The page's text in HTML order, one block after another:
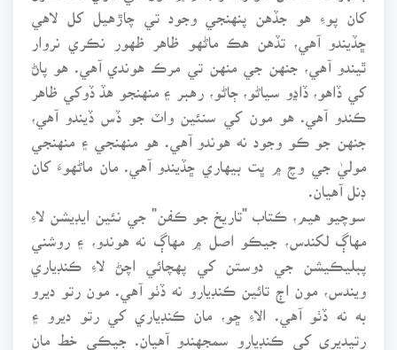
کان پوءِ هو جڏهن پنهنجي وجود تي چاڙهيل کل لاهي
ڇڏيندو آهي، تڏهن هڪ ماڻهو ظاهر ظهور نڪري نروار
ٿيندو آهي، جنهن جي منهن تي مرڪ هوندي آهي. هو پاڻ
کي ڏاهو، ڏاڍو سياڻو، ڄاڻو، رهبر ۽ منهنجو هڏ ڏوکي ظاهر
ڪندو آهي. هو مون کي سنئين واٽ جو ڏس ڏيندو آهي،
جنهن جو ڪو وجود نه هوندو آهي. هو منهنجي ۽ منهنجي
موليٰ جي وچ ۾ ڀت بيهاري ڇڏيندو آهي. مان ماڻهوءَ کان
ڊنل آهيان.
سوچيو هيم، ڪتاب "تاريخ جو ڪفن" جي نئين ايڊيشن لاءِ
مهاڳ لکندس، جيڪو اصل ۾ مهاڳ نه هوندو، ۽ روشني
پبليڪيشن جي دوستن کي پهچائي اچڻ لاءِ ڪنڊياري
ويندس، مون اڄ تائين ڪنڊيارو نه ڏٺو آهي. مون رتو ديرو
به نه ڏٺو آهي. الاءِ ڇو، مان ڪنڊياري کي رتو ديرو ۽
رتيديري کي ڪنڊيارو سمجهندو آهيان. جيڪي خط مان